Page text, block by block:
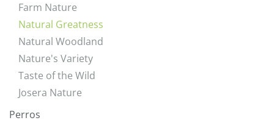
Farm Nature
Natural Greatness
Natural Woodland
Nature's Variety
Taste of the Wild
Josera Nature
Perros